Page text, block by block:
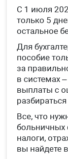
С 1 июля
только 5
остальное
Для
пособие
за
в системах
выплаты с
Все, что
больничных
налоги,
вы найдете